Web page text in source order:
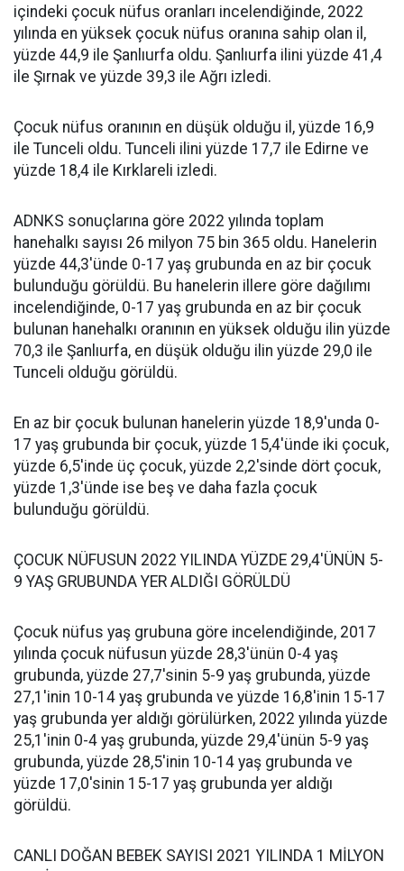
içindeki çocuk nüfus oranları incelendiğinde, 2022
yılında en yüksek çocuk nüfus oranına sahip olan il,
yüzde 44,9 ile Şanlıurfa oldu. Şanlıurfa ilini yüzde 41,4
ile Şırnak ve yüzde 39,3 ile Ağrı izledi.
Çocuk nüfus oranının en düşük olduğu il, yüzde 16,9
ile Tunceli oldu. Tunceli ilini yüzde 17,7 ile Edirne ve
yüzde 18,4 ile Kırklareli izledi.
ADNKS sonuçlarına göre 2022 yılında toplam
hanehalkı sayısı 26 milyon 75 bin 365 oldu. Hanelerin
yüzde 44,3'ünde 0-17 yaş grubunda en az bir çocuk
bulunduğu görüldü. Bu hanelerin illere göre dağılımı
incelendiğinde, 0-17 yaş grubunda en az bir çocuk
bulunan hanehalkı oranının en yüksek olduğu ilin yüzde
70,3 ile Şanlıurfa, en düşük olduğu ilin yüzde 29,0 ile
Tunceli olduğu görüldü.
En az bir çocuk bulunan hanelerin yüzde 18,9'unda 0-
17 yaş grubunda bir çocuk, yüzde 15,4'ünde iki çocuk,
yüzde 6,5'inde üç çocuk, yüzde 2,2'sinde dört çocuk,
yüzde 1,3'ünde ise beş ve daha fazla çocuk
bulunduğu görüldü.
ÇOCUK NÜFUSUN 2022 YILINDA YÜZDE 29,4'ÜNÜN 5-
9 YAŞ GRUBUNDA YER ALDIĞI GÖRÜLDÜ
Çocuk nüfus yaş grubuna göre incelendiğinde, 2017
yılında çocuk nüfusun yüzde 28,3'ünün 0-4 yaş
grubunda, yüzde 27,7'sinin 5-9 yaş grubunda, yüzde
27,1'inin 10-14 yaş grubunda ve yüzde 16,8'inin 15-17
yaş grubunda yer aldığı görülürken, 2022 yılında yüzde
25,1'inin 0-4 yaş grubunda, yüzde 29,4'ünün 5-9 yaş
grubunda, yüzde 28,5'inin 10-14 yaş grubunda ve
yüzde 17,0'sinin 15-17 yaş grubunda yer aldığı
görüldü.
CANLI DOĞAN BEBEK SAYISI 2021 YILINDA 1 MİLYON